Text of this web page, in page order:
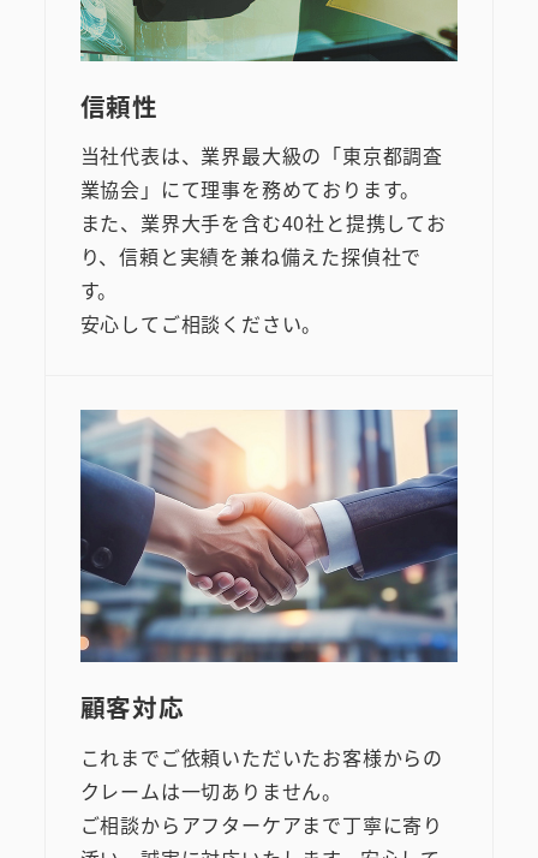
信頼性
当社代表は、業界最大級の「東京都調査
業協会」にて理事を務めております。
また、業界大手を含む40社と提携してお
り、信頼と実績を兼ね備えた探偵社で
す。
安心してご相談ください。
顧客対応
これまでご依頼いただいたお客様からの
クレームは一切ありません。
ご相談からアフターケアまで丁寧に寄り